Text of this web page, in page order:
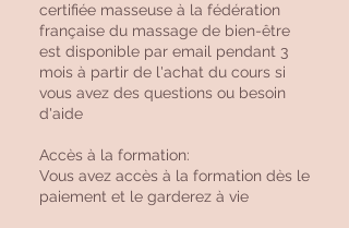
certifiée masseuse à la fédération
française du massage de bien-être
est disponible par email pendant 3
mois à partir de l'achat du cours si
vous avez des questions ou besoin
d'aide
Accès à la formation:
Vous avez accès à la formation dès le
paiement et le garderez à vie